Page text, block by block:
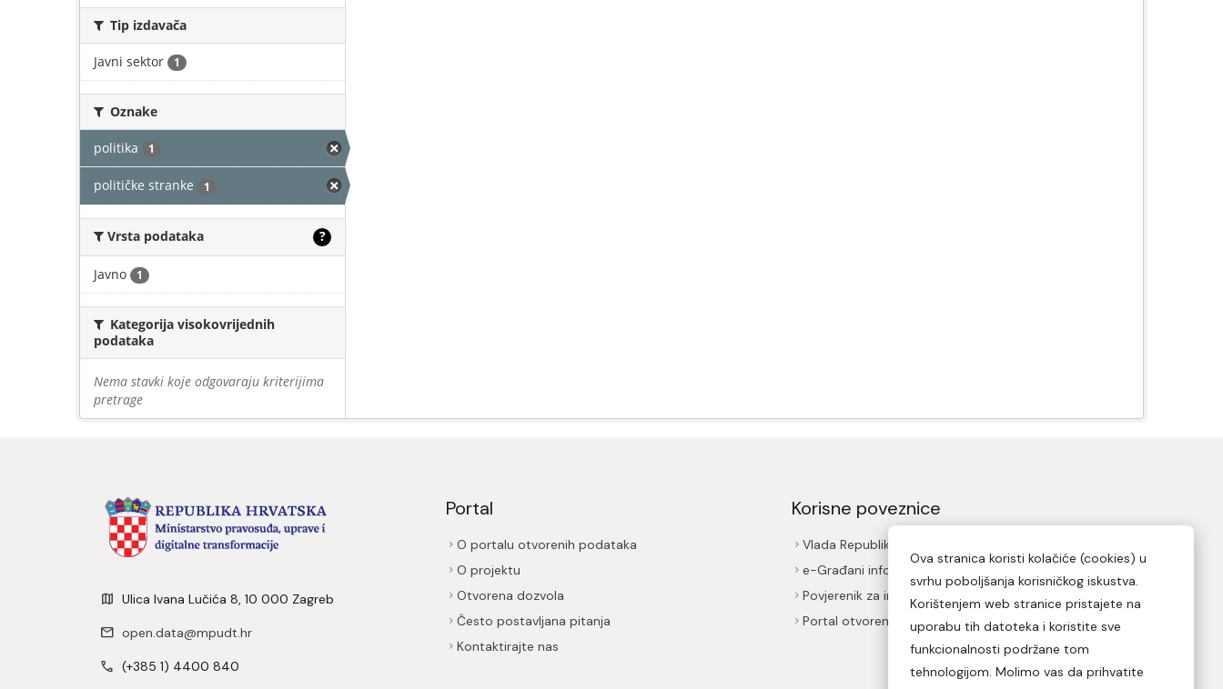
Tip izdavača
Javni sektor 1
Oznake
politika 1
političke stranke 1
Vrsta podataka ?
Javno 1
Kategorija visokovrijednih
podataka
Nema stavki koje odgovaraju kriterijima
pretrage